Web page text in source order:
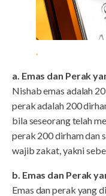
a. Emas dan Perak
Nishab emas adalah
perak adalah 200
bila seseorang telah
perak 200 dirham dan
wajib zakat, yakni
b. Emas dan Perak
Emas dan perak yang